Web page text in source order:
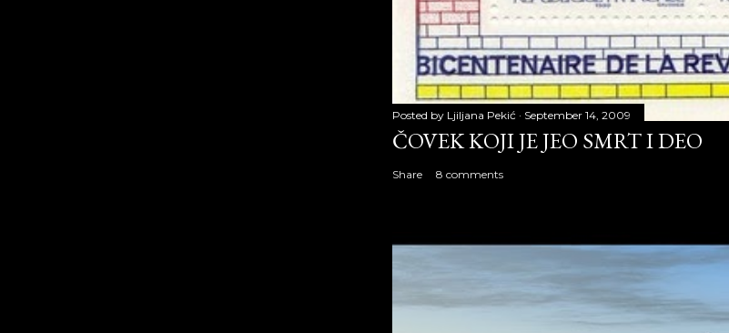
Posted by Ljiljana Pekić September 14, 2009
ČOVEK KOJI JE JEO SMRT I DEO
Share 8 comments